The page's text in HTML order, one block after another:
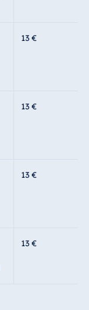
13 €
13 €
13 €
13 €